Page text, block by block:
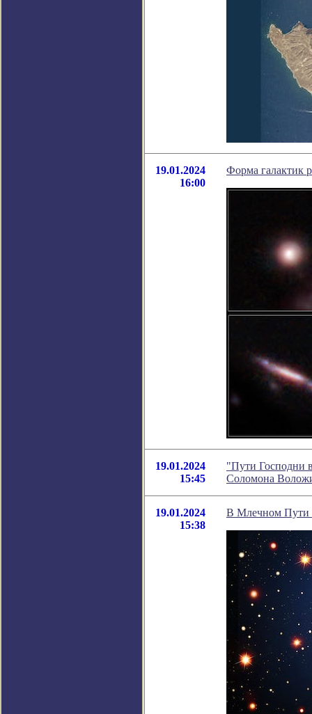
19.01.2024
16:00
Форма галактик
19.01.2024
15:45
"Пути Господни
Соломона
19.01.2024
15:38
В Млечном Пути